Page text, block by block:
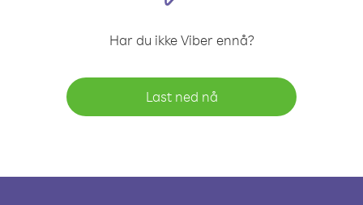
Har du ikke Viber ennå?
Last ned nå